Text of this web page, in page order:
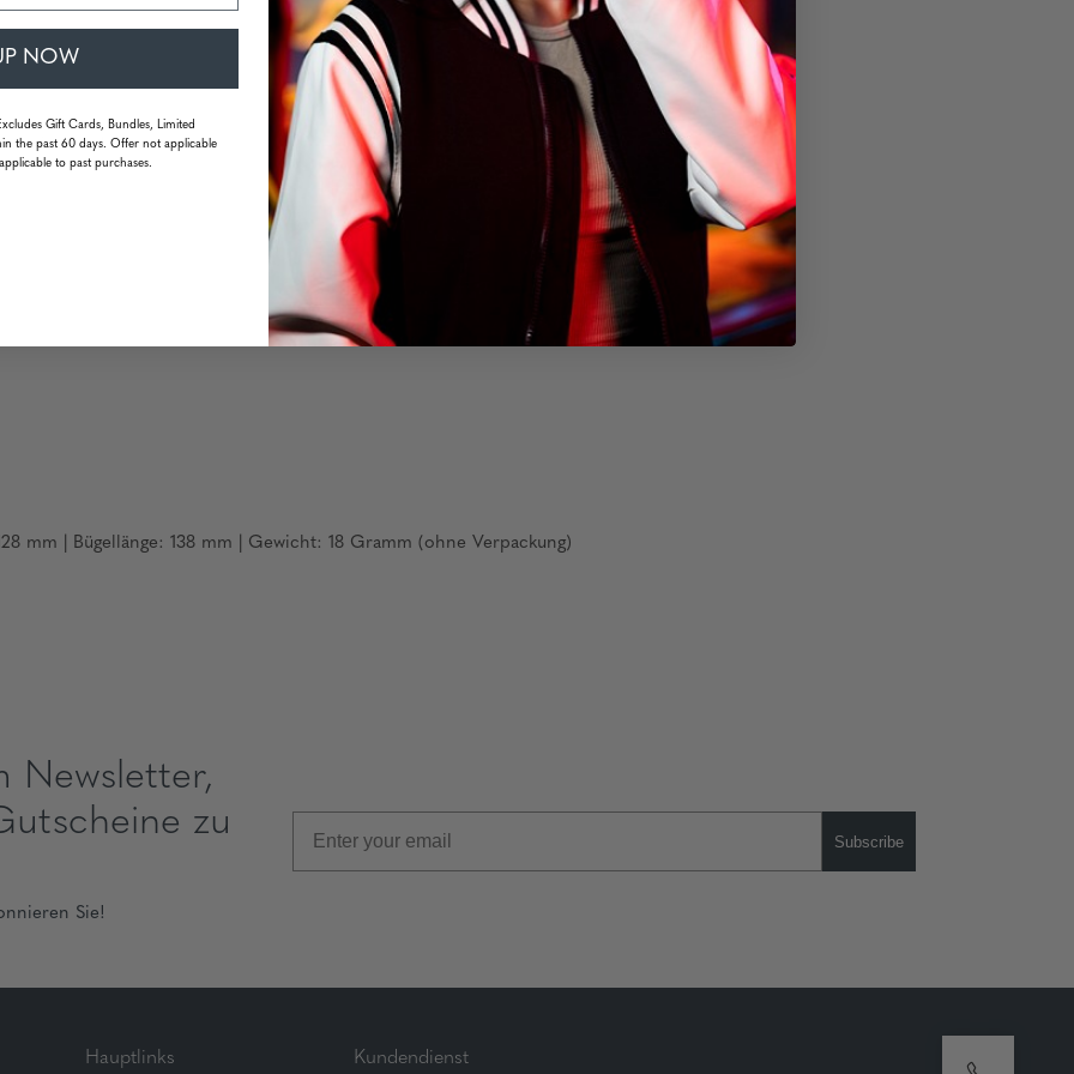
der Linse
mm | Bügellänge: 138 mm | Gewicht: 18 Gramm (ohne Verpackung)
Newsletter,
zu
Sie!
Subscribe
Hauptlinks Kundendienst
NOW
Gift Cards, Bundles, Limited
the past 60 days. Offer not applicable
to past purchases.